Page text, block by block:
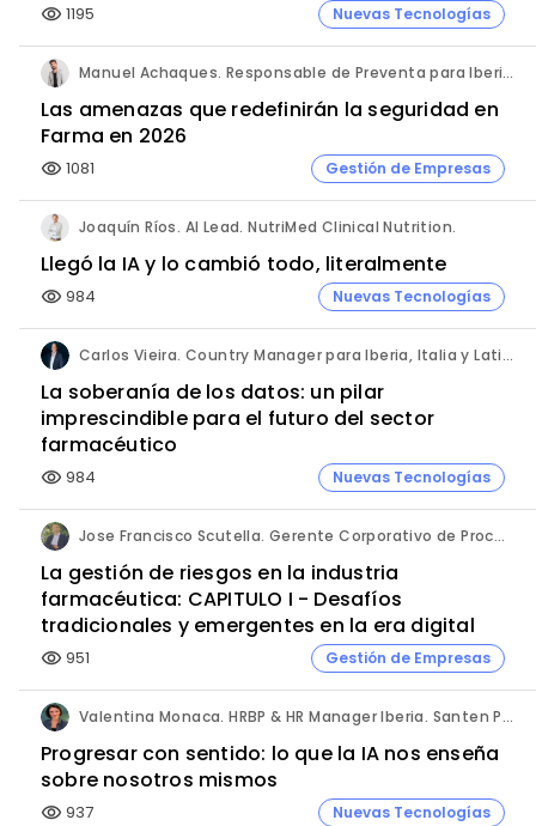
visibility 1195 Nuevas Tecnologías
Manuel Achaques. Responsable de Preventa para Iberia, Italia y Latinoamérica. Hornetsecurity.
Las amenazas que redefinirán la seguridad en
Farma en 2026
visibility 1081 Gestión de Empresas
Joaquín Ríos. AI Lead. NutriMed Clinical Nutrition.
Llegó la IA y lo cambió todo, literalmente
visibility 984 Nuevas Tecnologías
Carlos Vieira. Country Manager para Iberia, Italia y Latinoamérica. Hornetsecurity.
La soberanía de los datos: un pilar
imprescindible para el futuro del sector
farmacéutico
visibility 984 Nuevas Tecnologías
Jose Francisco Scutella. Gerente Corporativo de Procesos & Control Interno. Adium Pharma.
La gestión de riesgos en la industria
farmacéutica: CAPITULO I - Desafíos
tradicionales y emergentes en la era digital
visibility 951 Gestión de Empresas
Valentina Monaca. HRBP & HR Manager Iberia. Santen Pharmaceutical.
Progresar con sentido: lo que la IA nos enseña
sobre nosotros mismos
visibility 937 Nuevas Tecnologías